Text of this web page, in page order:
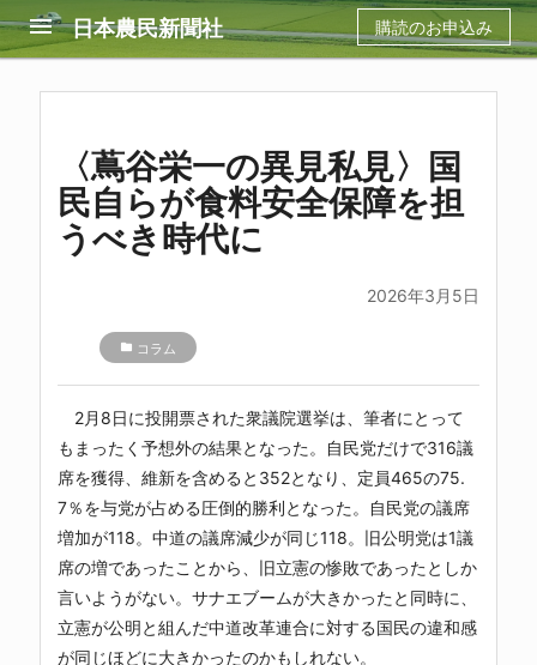
menu 日本農民新聞社 購読のお申込み
〈蔦谷栄一の異見私見〉国
民自らが食料安全保障を担
うべき時代に
2026年3月5日
folder コラム
2月8日に投開票された衆議院選挙は、筆者にとって
もまったく予想外の結果となった。自民党だけで316議
席を獲得、維新を含めると352となり、定員465の75.
7％を与党が占める圧倒的勝利となった。自民党の議席
増加が118。中道の議席減少が同じ118。旧公明党は1議
席の増であったことから、旧立憲の惨敗であったとしか
言いようがない。サナエブームが大きかったと同時に、
立憲が公明と組んだ中道改革連合に対する国民の違和感
が同じほどに大きかったのかもしれない。